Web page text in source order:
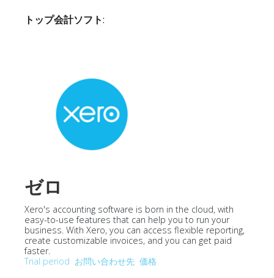
トップ会計ソフト:
ゼロ
Xero's accounting software is born in the cloud, with
easy-to-use features that can help you to run your
business. With Xero, you can access flexible reporting,
create customizable invoices, and you can get paid
faster.
Trial period お問い合わせ先 価格